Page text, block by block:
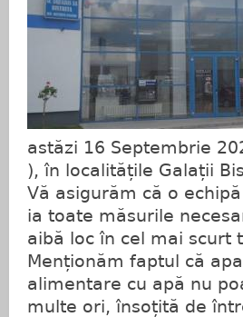
astăzi 16 Septembrie
), în localitățile Galații
Vă asigurăm că o
ia toate măsurile
aibă loc în cel mai scurt
Menționăm faptul că
alimentare cu apă nu
multe ori, însoțită de